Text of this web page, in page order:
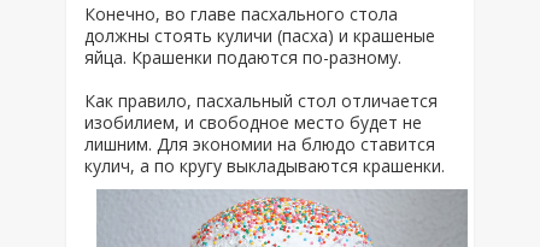
Конечно, во главе пасхального стола
должны стоять куличи (пасха) и крашеные
яйца. Крашенки подаются по-разному.
Как правило, пасхальный стол отличается
изобилием, и свободное место будет не
лишним. Для экономии на блюдо ставится
кулич, а по кругу выкладываются крашенки.